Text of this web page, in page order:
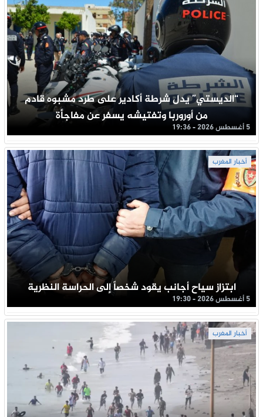
“الديستي” يدل شرطة أكادير على طرد مشبوه قادم
من أوروربا وتفتيشه يسفر عن مفاجأة
5 أغسطس 2026 - 19:36
أخبار المغرب
ابتزاز سياح أجانب يقود شخصاً إلى الحراسة النظرية
5 أغسطس 2026 - 19:30
أخبار المغرب